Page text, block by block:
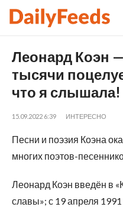
Леонард Коэн
тысячи
что я слышала !
15.09.2022 6:39 ИНТЕРЕСНО
Песни и поэзия Коэна
многих поэтов-
Леонард Коэн введён в
славы»; с 19 апреля